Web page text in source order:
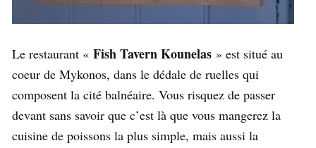
Le restaurant « Fish Tavern Kounelas » est situé au
coeur de Mykonos, dans le dédale de ruelles qui
composent la cité balnéaire. Vous risquez de passer
devant sans savoir que c’est là que vous mangerez la
cuisine de poissons la plus simple, mais aussi la